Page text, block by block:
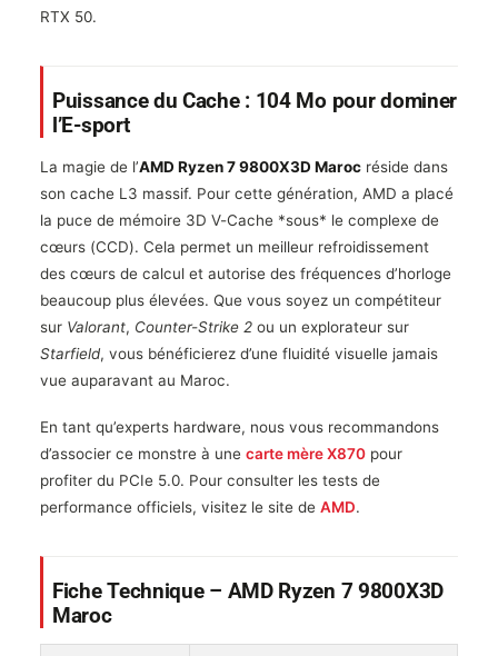
RTX 50.
Puissance du Cache : 104 Mo pour dominer
l’E-sport
La magie de l’AMD Ryzen 7 9800X3D Maroc réside dans
son cache L3 massif. Pour cette génération, AMD a placé
la puce de mémoire 3D V-Cache *sous* le complexe de
cœurs (CCD). Cela permet un meilleur refroidissement
des cœurs de calcul et autorise des fréquences d’horloge
beaucoup plus élevées. Que vous soyez un compétiteur
sur Valorant, Counter-Strike 2 ou un explorateur sur
Starfield, vous bénéficierez d’une fluidité visuelle jamais
vue auparavant au Maroc.
En tant qu’experts hardware, nous vous recommandons
d’associer ce monstre à une carte mère X870 pour
profiter du PCIe 5.0. Pour consulter les tests de
performance officiels, visitez le site de AMD.
Fiche Technique – AMD Ryzen 7 9800X3D
Maroc